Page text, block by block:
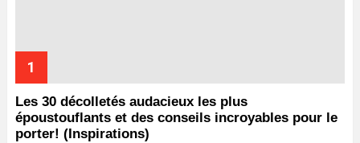
Les 30 décolletés audacieux les plus
époustouflants et des conseils incroyables pour le
porter! (Inspirations)